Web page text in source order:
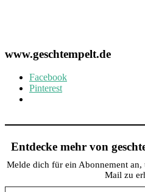
www.geschtempelt.de
Facebook
Pinterest
Entdecke mehr von
Melde dich für ein Abonnement an,
Mail zu
Gib deine E-Mail-Adresse ein ...